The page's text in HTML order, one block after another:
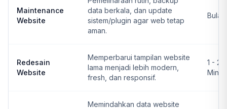
Maintenance
Website
data berkala, dan update
sistem/plugin agar web tetap
aman.
Redesain
Website
Memperbarui tampilan website
lama menjadi lebih modern,
fresh, dan responsif.
1 - 2
Memindahkan data website